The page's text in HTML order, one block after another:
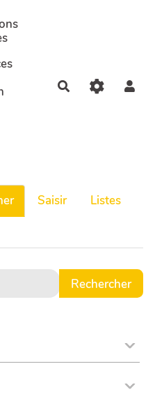
Rechercher
Saisir
Listes